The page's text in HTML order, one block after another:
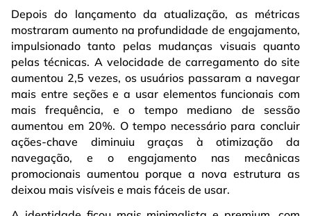
Depois do lançamento da atualização, as métricas
mostraram aumento na profundidade de engajamento,
impulsionado tanto pelas mudanças visuais quanto
pelas técnicas. A velocidade de carregamento do site
aumentou 2,5 vezes, os usuários passaram a navegar
mais entre seções e a usar elementos funcionais com
mais frequência, e o tempo mediano de sessão
aumentou em 20%. O tempo necessário para concluir
ações-chave diminuiu graças à otimização da
navegação, e o engajamento nas mecânicas
promocionais aumentou porque a nova estrutura as
deixou mais visíveis e mais fáceis de usar.